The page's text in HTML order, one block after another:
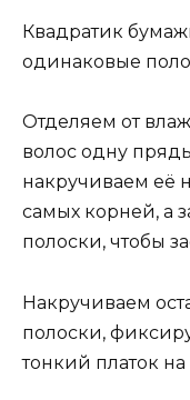
Квадратик
одинаковые
Отделяем от
волос одну
накручиваем её
самых корней, а
полоски, чтобы
Накручиваем
полоски,
тонкий платок на